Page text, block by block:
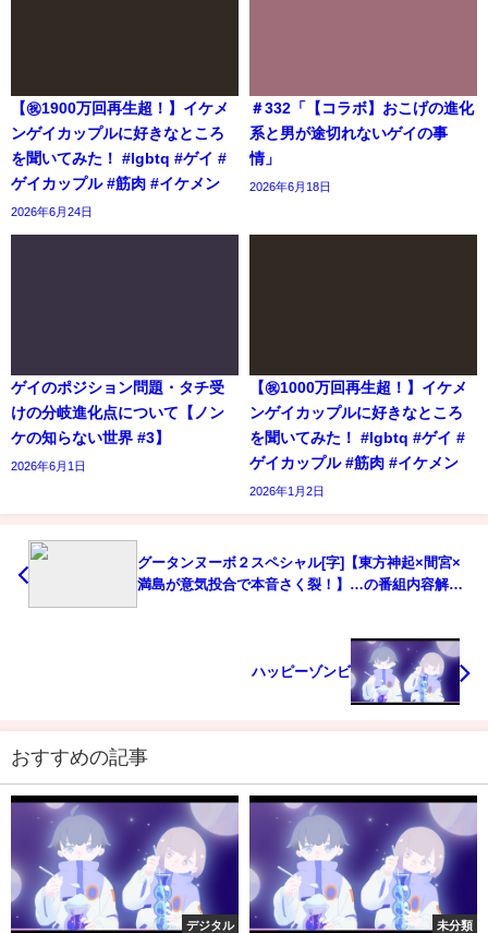
【㊗️1900万回再生超！】イケメ
ンゲイカップルに好きなところ
を聞いてみた！ #lgbtq #ゲイ #
ゲイカップル #筋肉 #イケメン
2026年6月24日
＃332「【コラボ】おこげの進化
系と男が途切れないゲイの事
情」
2026年6月18日
ゲイのポジション問題・タチ受
けの分岐進化点について【ノン
ケの知らない世界 #3】
2026年6月1日
【㊗️1000万回再生超！】イケメ
ンゲイカップルに好きなところ
を聞いてみた！ #lgbtq #ゲイ #
ゲイカップル #筋肉 #イケメン
2026年1月2日
グータンヌーボ２スペシャル[字]【東方神起×間宮×
満島が意気投合で本音さく裂！】…の番組内容解析
ハッピーゾンビ
おすすめの記事
デジタル 未分類